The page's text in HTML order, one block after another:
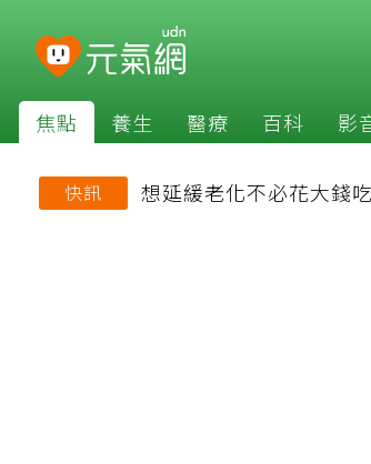
焦點 養生 醫療 百科 影
快訊 想延緩老化不必花大錢